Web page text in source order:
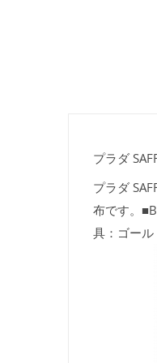
プラダ
プラダ
布です。
具：ゴー